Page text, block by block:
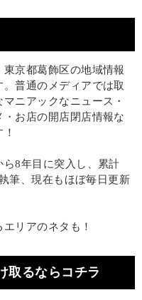
京都葛飾区の地域情報
。普通のメディアでは取
ニアックなニュース・
・お店の開店閉店情報な
ら8年目に突入し、累計
筆、現在もほぼ毎日更新
リアのネタも！
取るならコチラ